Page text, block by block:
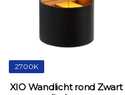
2700K
XIO Wandlicht rond Zwart